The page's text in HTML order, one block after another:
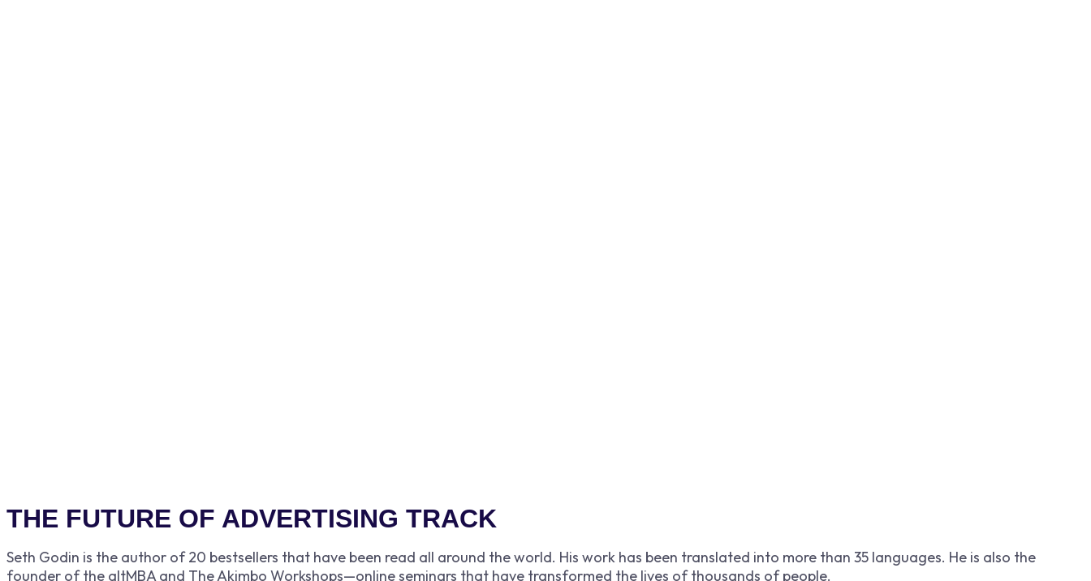
THE FUTURE OF ADVERTISING TRACK
Seth Godin is the author of 20 bestsellers that have been read all around the world. His work has been translated into more than 35 languages. He is also the
founder of the altMBA and The Akimbo Workshops—online seminars that have transformed the lives of thousands of people.